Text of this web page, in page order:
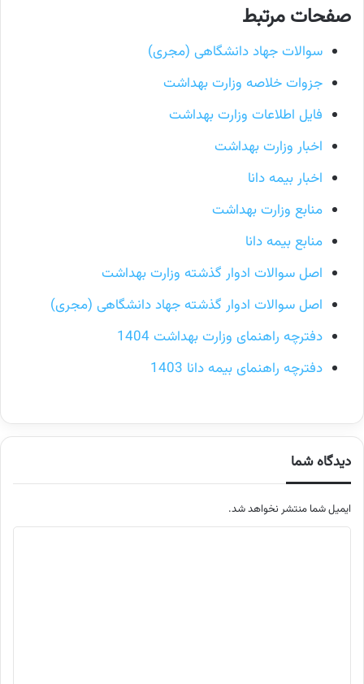
صفحات مرتبط
سوالات جهاد دانشگاهی (مجری)
جزوات خلاصه وزارت بهداشت
فایل اطلاعات وزارت بهداشت
اخبار وزارت بهداشت
اخبار بیمه دانا
منابع وزارت بهداشت
منابع بیمه دانا
اصل سوالات ادوار گذشته وزارت بهداشت
اصل سوالات ادوار گذشته جهاد دانشگاهی (مجری)
دفترچه راهنمای وزارت بهداشت 1404
دفترچه راهنمای بیمه دانا 1403
دیدگاه شما
ایمیل شما منتشر نخواهد شد.